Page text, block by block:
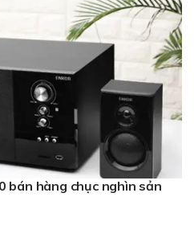
bán hàng chục nghìn sản